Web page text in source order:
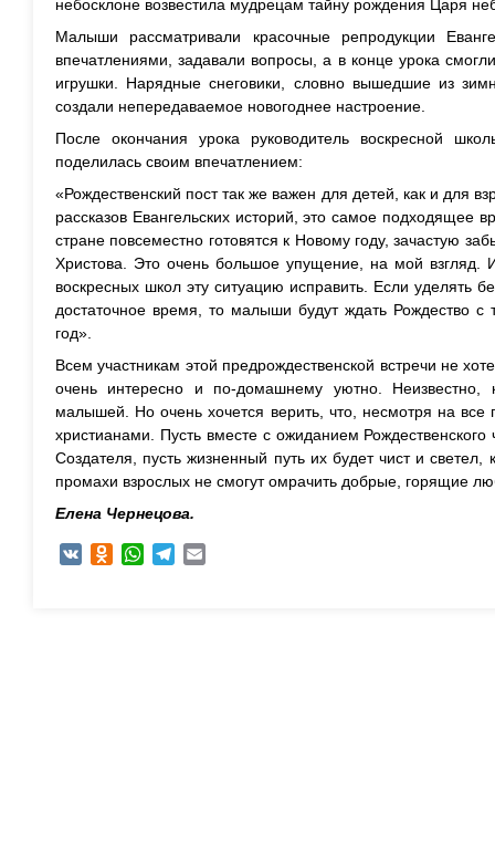
небосклоне возвестила мудрецам тайну рождения Царя
Малыши рассматривали красочные репродукции
впечатлениями, задавали вопросы, а в конце урока
игрушки. Нарядные снеговики, словно вышедшие из
создали непередаваемое новогоднее настроение.
После окончания урока руководитель воскресной
поделилась своим впечатлением:
«Рождественский пост так же важен для детей, как и для
рассказов Евангельских историй, это самое подходящее
стране повсеместно готовятся к Новому году, зачастую
Христова. Это очень большое упущение, на мой взгляд.
воскресных школ эту ситуацию исправить. Если уделять
достаточное время, то малыши будут ждать Рождество
год».
Всем участникам этой предрождественской встречи не
очень интересно и по-домашнему уютно. Неизвестно,
малышей. Но очень хочется верить, что, несмотря на
христианами. Пусть вместе с ожиданием Рождественского
Создателя, пусть жизненный путь их будет чист и светел,
промахи взрослых не смогут омрачить добрые, горящие
Елена Чернецова.
VK Odnoklassniki
WhatsAppTelegram